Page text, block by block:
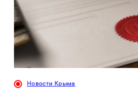
Новости Крыма